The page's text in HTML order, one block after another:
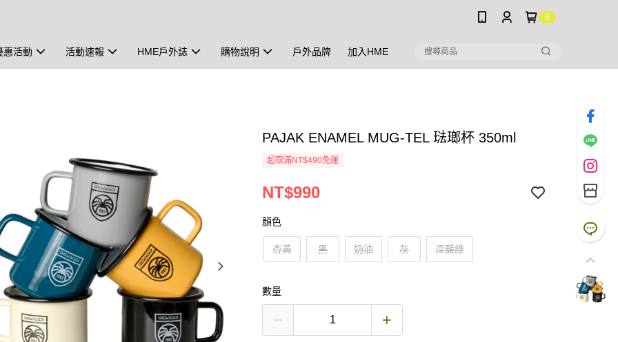
0
惠活動 活動速報 HME戶外誌 購物說明 戶外品牌 加入HME
PAJAK ENAMEL MUG-TEL 琺瑯杯 350ml
超取滿NT$490免運
NT$990
顏色
杏黃 黑 奶油 灰 深藍綠
數量